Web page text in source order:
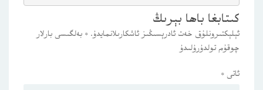
كىتابغا باھا بېرىڭ
ئېلېكتىرونلۇق خەت ئادرېسىڭىز ئاشكارىلانمايدۇ. * بەلگىسى بارلار
چوقۇم تولدۇرۇلىدۇ
ئاتى *